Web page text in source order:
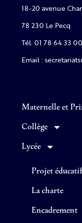
18-20 avenue
78 230 Le Pecq
Tél. 01 78 64 33 00
Email :
Maternelle et
Collège
Lycée
Projet
La charte
Encadrement